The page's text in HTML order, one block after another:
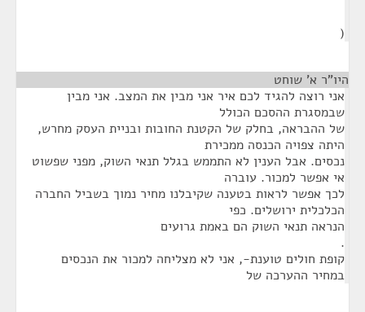
(
היו"ר א' שוחט
אני רוצה להגיד לכם איר אני מבין את המצב. אני מבין
שבמסגרת ההסכם הכולל
של ההבראה, בחלק של הקטנת החובות ובניית העסק מחרש,
היתה צפויה הכנסה ממכירת
נכסים. אבל הענין לא התממש בגלל תנאי השוק, מפני שפשוט
אי אפשר למכור. עוברה
לכך אפשר לראות בטענה שקיבלנו מחיר נמוך בשביל החברה
הכלכלית ירושלים. כפי
הנראה תנאי השוק הם באמת גרועים
.
קופת חולים טוענת-, אני לא מצליחה למכור את הנכסים
במחיר ההערכה של